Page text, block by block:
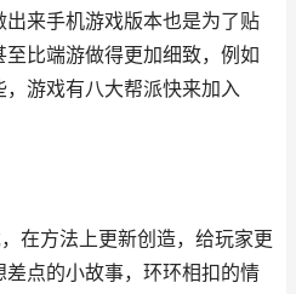
来手机游戏版本也是为了贴
比端游做得更加细致，例如
游戏有八大帮派快来加入
在方法上更新创造，给玩家更
点的小故事，环环相扣的情